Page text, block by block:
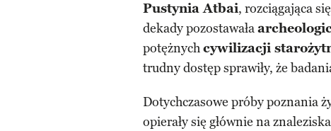
Pustynia Atbai, rozciągająca
dekady pozostawała
potężnychcywilizacji
trudny dostęp sprawiły, że
Dotychczasowe próby poznania
opierały się głównie na